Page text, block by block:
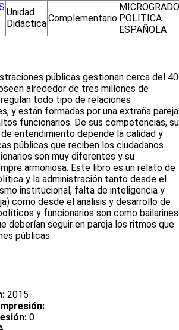
Unidad
DidácticaComplementario POLITICA
ESPAÑOLA
públicas gestionan cerca del 40
alrededor de tres millones de
todo tipo de relaciones
y están formadas por una extraña pareja
funcionarios. De sus competencias, su
entendimiento depende la calidad y
públicas que reciben los ciudadanos.
son muy diferentes y su
armoniosa. Este libro es un relato de
y la administración tanto desde el
institucional, falta de inteligencia y
como desde el análisis y desarrollo de
y funcionarios son como bailarines
deberían seguir en pareja los ritmos que
públicas.
2015
0